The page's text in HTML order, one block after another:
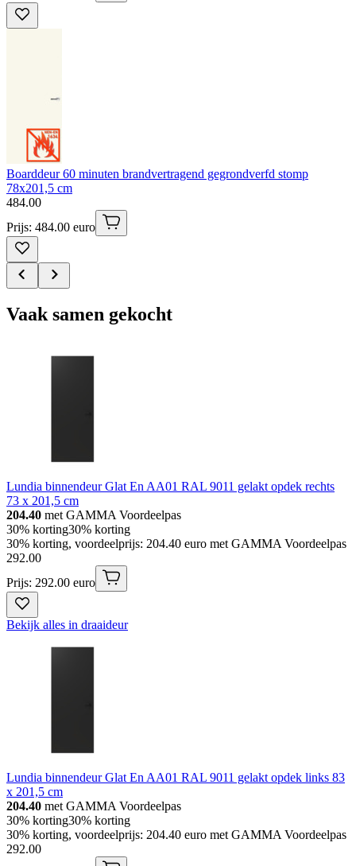
Boarddeur 60 minuten brandvertragend gegrondverfd stomp
78x201,5 cm
484.00
Prijs: 484.00 euro
Vaak samen gekocht
Lundia binnendeur Glat En AA01 RAL 9011 gelakt opdek rechts
73 x 201,5 cm
204.40 met GAMMA Voordeelpas
30% korting30% korting
30% korting, voordeelprijs: 204.40 euro met GAMMA Voordeelpas
292.00
Prijs: 292.00 euro
Bekijk alles in draaideur
Lundia binnendeur Glat En AA01 RAL 9011 gelakt opdek links 83
x 201,5 cm
204.40 met GAMMA Voordeelpas
30% korting30% korting
30% korting, voordeelprijs: 204.40 euro met GAMMA Voordeelpas
292.00